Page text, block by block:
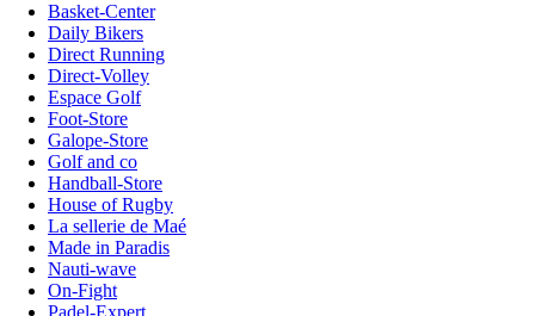
Basket-Center
Daily Bikers
Direct Running
Direct-Volley
Espace Golf
Foot-Store
Galope-Store
Golf and co
Handball-Store
House of Rugby
La sellerie de Maé
Made in Paradis
Nauti-wave
On-Fight
Padel-Expert